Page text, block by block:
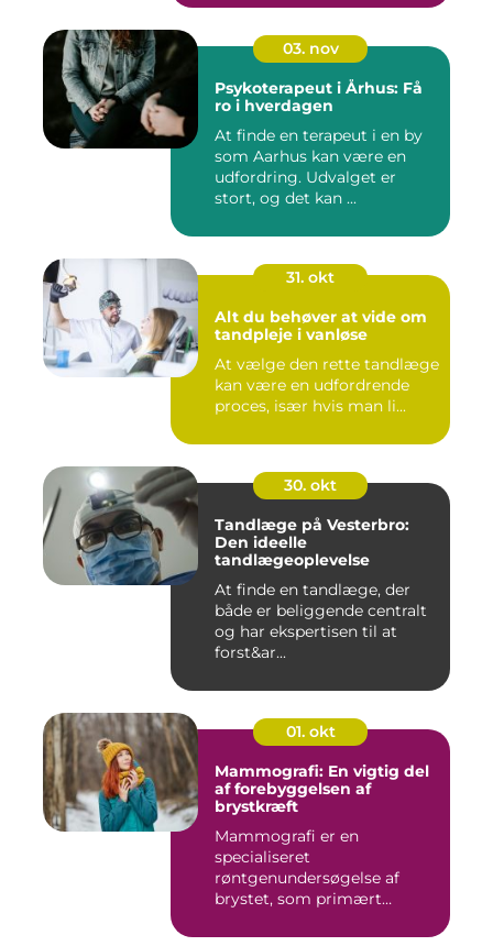
03. nov
Psykoterapeut i Århus: Få
ro i hverdagen
At finde en terapeut i en by
som Aarhus kan være en
udfordring. Udvalget er
stort, og det kan ...
31. okt
Alt du behøver at vide om
tandpleje i vanløse
At vælge den rette tandlæge
kan være en udfordrende
proces, især hvis man li...
30. okt
Tandlæge på Vesterbro:
Den ideelle
tandlægeoplevelse
At finde en tandlæge, der
både er beliggende centralt
og har ekspertisen til at
forst&ar...
01. okt
Mammografi: En vigtig del
af forebyggelsen af
brystkræft
Mammografi er en
specialiseret
røntgenundersøgelse af
brystet, som primært